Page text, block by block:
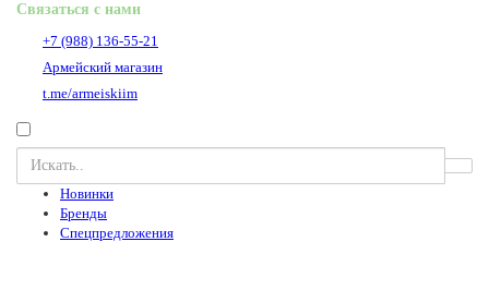
Связаться с нами
+7 (988) 136-55-21
Армейский магазин
t.me/armeiskiim
Новинки
Бренды
Спецпредложения